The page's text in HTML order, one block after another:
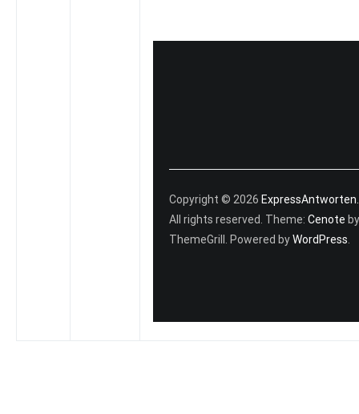
Copyright © 2026
All rights reserved. Theme: Cenote by
ThemeGrill. Powered byWordPress